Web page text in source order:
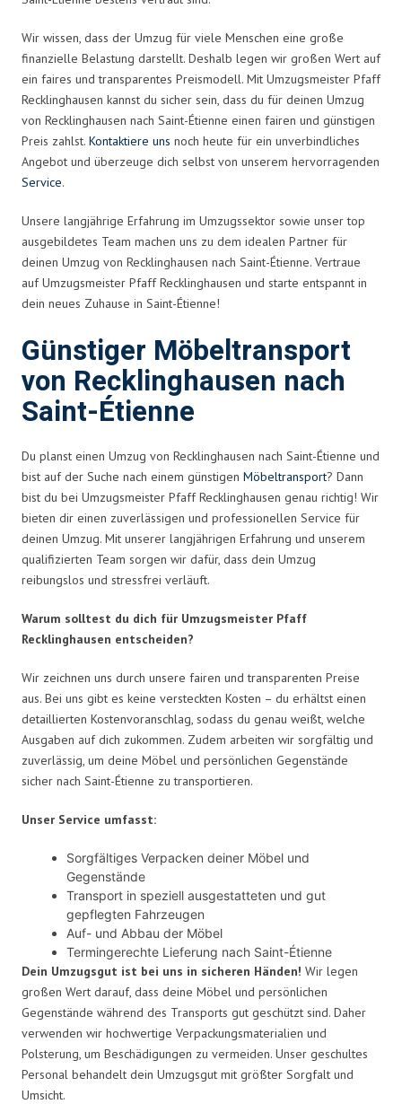
Wir wissen, dass der Umzug für viele Menschen eine große
finanzielle Belastung darstellt. Deshalb legen wir großen Wert auf
ein faires und transparentes Preismodell. Mit Umzugsmeister Pfaff
Recklinghausen kannst du sicher sein, dass du für deinen Umzug
von Recklinghausen nach Saint-Étienne einen fairen und günstigen
Preis zahlst. Kontaktiere uns noch heute für ein unverbindliches
Angebot und überzeuge dich selbst von unserem hervorragenden
Service.
Unsere langjährige Erfahrung im Umzugssektor sowie unser top
ausgebildetes Team machen uns zu dem idealen Partner für
deinen Umzug von Recklinghausen nach Saint-Étienne. Vertraue
auf Umzugsmeister Pfaff Recklinghausen und starte entspannt in
dein neues Zuhause in Saint-Étienne!
Günstiger Möbeltransport
von Recklinghausen nach
Saint-Étienne
Du planst einen Umzug von Recklinghausen nach Saint-Étienne und
bist auf der Suche nach einem günstigen Möbeltransport? Dann
bist du bei Umzugsmeister Pfaff Recklinghausen genau richtig! Wir
bieten dir einen zuverlässigen und professionellen Service für
deinen Umzug. Mit unserer langjährigen Erfahrung und unserem
qualifizierten Team sorgen wir dafür, dass dein Umzug
reibungslos und stressfrei verläuft.
Warum solltest du dich für Umzugsmeister Pfaff
Recklinghausen entscheiden?
Wir zeichnen uns durch unsere fairen und transparenten Preise
aus. Bei uns gibt es keine versteckten Kosten – du erhältst einen
detaillierten Kostenvoranschlag, sodass du genau weißt, welche
Ausgaben auf dich zukommen. Zudem arbeiten wir sorgfältig und
zuverlässig, um deine Möbel und persönlichen Gegenstände
sicher nach Saint-Étienne zu transportieren.
Unser Service umfasst:
Sorgfältiges Verpacken deiner Möbel und
Gegenstände
Transport in speziell ausgestatteten und gut
gepflegten Fahrzeugen
Auf- und Abbau der Möbel
Termingerechte Lieferung nach Saint-Étienne
Dein Umzugsgut ist bei uns in sicheren Händen! Wir legen
großen Wert darauf, dass deine Möbel und persönlichen
Gegenstände während des Transports gut geschützt sind. Daher
verwenden wir hochwertige Verpackungsmaterialien und
Polsterung, um Beschädigungen zu vermeiden. Unser geschultes
Personal behandelt dein Umzugsgut mit größter Sorgfalt und
Umsicht.